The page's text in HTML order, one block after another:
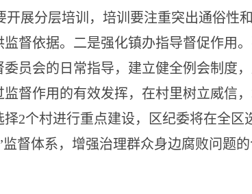
展分层培训，培训要注重突出通俗性
督依据。二是强化镇办指导督促作用
员会的日常指导，建立健全例会制度
督作用的有效发挥，在村里树立威信
2个村进行重点建设，区纪委将在全区
监督体系，增强治理群众身边腐败问题